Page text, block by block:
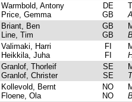
Warmbold, Antony
Price, Gemma
DE
GB
Briant, Ben
Line, Tim
GB
GB
Valimaki, Harri
Heikkila, Juha
FI
FI
Granlof, Thorleif
Granlof, Christer
SE
SE
Kollevold, Bernt
Floene, Ola
NO
NO